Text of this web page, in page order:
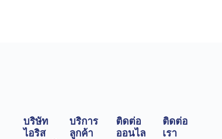
บริษัท
ไอริส
บริการ
ลูกค้า
ติดต่อ
ออนไล
ติดต่อ
เรา